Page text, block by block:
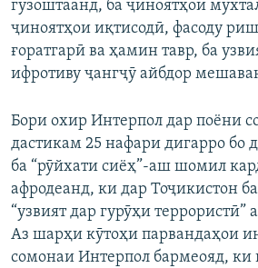
гузоштаанд, ба ҷиноятҳои
ҷиноятҳои иқтисодӣ, фасоду
ғоратгарӣ ва ҳамин тавр, ба
ифротиву ҷангҷӯ айбдор
Бори охир Интерпол дар поёни
дастикам 25 нафари дигарро бо
ба “рӯйхати сиёҳ”-аш шомил
афродеанд, ки дар Тоҷикистон
“узвият дар гурӯҳи
Аз шарҳи кӯтоҳи парвандаҳои
сомонаи Интерпол бармеояд, ки